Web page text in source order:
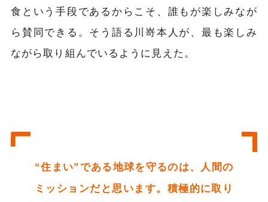
食という手段であるからこそ、誰もが楽しみなが
ら賛同できる。そう語る川嵜本人が、最も楽しみ
ながら取り組んでいるように見えた。
“住まい”である地球を守るのは、人間の
ミッションだと思います。積極的に取り